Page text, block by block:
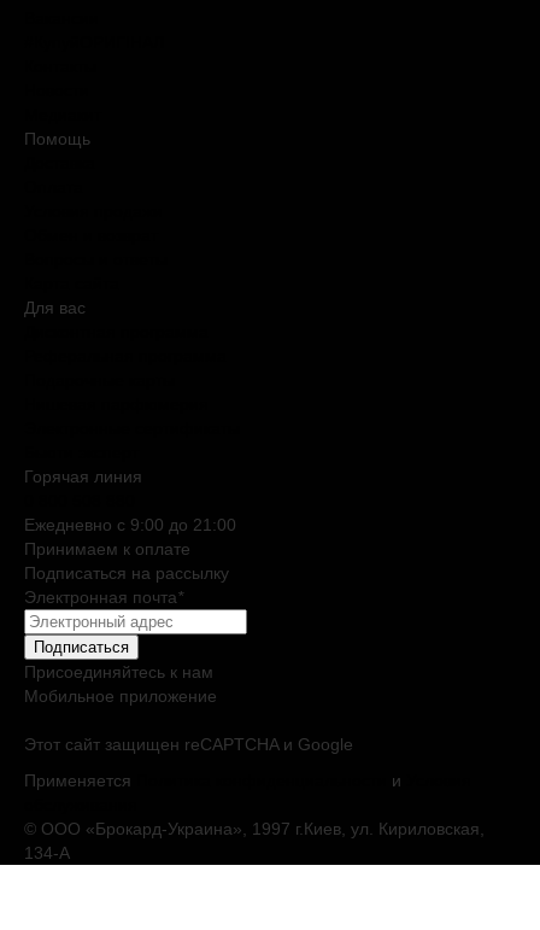
Помощь
Для вас
Горячая линия
Ежедневно c 9:00 до 21:00
Принимаем к оплате
Подписаться на рассылку
Электронная почта*
Подписаться
Присоединяйтесь к нам
Мобильное приложение
Этот сайт защищен reCAPTCHA и Google
Применяется
и
© ООО «Брокард-Украина», 1997 г.Киев, ул. Кириловская,
134-А